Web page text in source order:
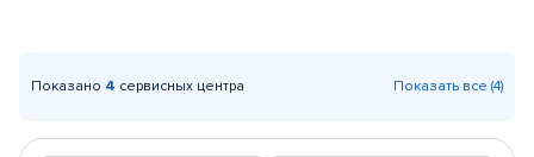
Показано 4 сервисных центра Показать все (4)